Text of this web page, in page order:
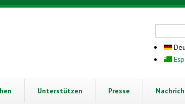
Unterstützen Presse